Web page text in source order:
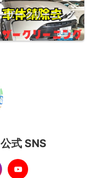
ザー クリーニング
式 SNS